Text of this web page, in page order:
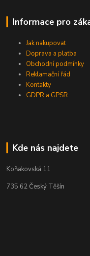
Informace pro
Jak nakupovat
Doprava a platba
Obchodní podmínky
Reklamační řád
Kontakty
GDPR a GPSR
Kde nás najdete
Koňakovská 11
735 62 Český Těšín